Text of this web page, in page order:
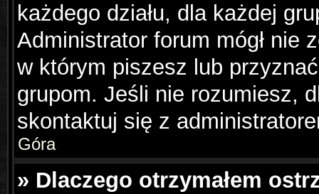
każdego działu, dla każdej
Administrator forum mógł nie
w którym piszesz lub
grupom. Jeśli nie rozumiesz,
skontaktuj się z
Góra
» Dlaczego otrzymałem